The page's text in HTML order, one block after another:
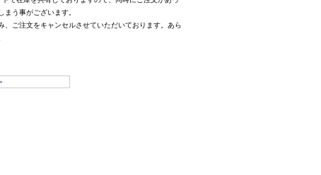
う事がございます。
、ご注文をキャンセルさせていただいております。あら